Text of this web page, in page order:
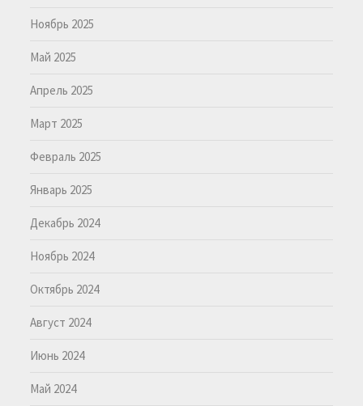
Ноябрь 2025
Май 2025
Апрель 2025
Март 2025
Февраль 2025
Январь 2025
Декабрь 2024
Ноябрь 2024
Октябрь 2024
Август 2024
Июнь 2024
Май 2024